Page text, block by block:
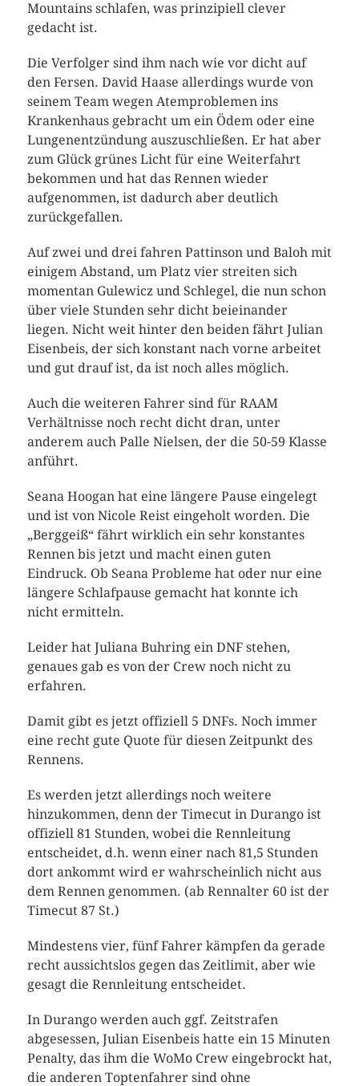
Mountains schlafen, was prinzipiell clever
gedacht ist.
Die Verfolger sind ihm nach wie vor dicht auf
den Fersen. David Haase allerdings wurde von
seinem Team wegen Atemproblemen ins
Krankenhaus gebracht um ein Ödem oder eine
Lungenentzündung auszuschließen. Er hat aber
zum Glück grünes Licht für eine Weiterfahrt
bekommen und hat das Rennen wieder
aufgenommen, ist dadurch aber deutlich
zurückgefallen.
Auf zwei und drei fahren Pattinson und Baloh mit
einigem Abstand, um Platz vier streiten sich
momentan Gulewicz und Schlegel, die nun schon
über viele Stunden sehr dicht beieinander
liegen. Nicht weit hinter den beiden fährt Julian
Eisenbeis, der sich konstant nach vorne arbeitet
und gut drauf ist, da ist noch alles möglich.
Auch die weiteren Fahrer sind für RAAM
Verhältnisse noch recht dicht dran, unter
anderem auch Palle Nielsen, der die 50-59 Klasse
anführt.
Seana Hoogan hat eine längere Pause eingelegt
und ist von Nicole Reist eingeholt worden. Die
„Berggeiß“ fährt wirklich ein sehr konstantes
Rennen bis jetzt und macht einen guten
Eindruck. Ob Seana Probleme hat oder nur eine
längere Schlafpause gemacht hat konnte ich
nicht ermitteln.
Leider hat Juliana Buhring ein DNF stehen,
genaues gab es von der Crew noch nicht zu
erfahren.
Damit gibt es jetzt offiziell 5 DNFs. Noch immer
eine recht gute Quote für diesen Zeitpunkt des
Rennens.
Es werden jetzt allerdings noch weitere
hinzukommen, denn der Timecut in Durango ist
offiziell 81 Stunden, wobei die Rennleitung
entscheidet, d.h. wenn einer nach 81,5 Stunden
dort ankommt wird er wahrscheinlich nicht aus
dem Rennen genommen. (ab Rennalter 60 ist der
Timecut 87 St.)
Mindestens vier, fünf Fahrer kämpfen da gerade
recht aussichtslos gegen das Zeitlimit, aber wie
gesagt die Rennleitung entscheidet.
In Durango werden auch ggf. Zeitstrafen
abgesessen, Julian Eisenbeis hatte ein 15 Minuten
Penalty, das ihm die WoMo Crew eingebrockt hat,
die anderen Toptenfahrer sind ohne